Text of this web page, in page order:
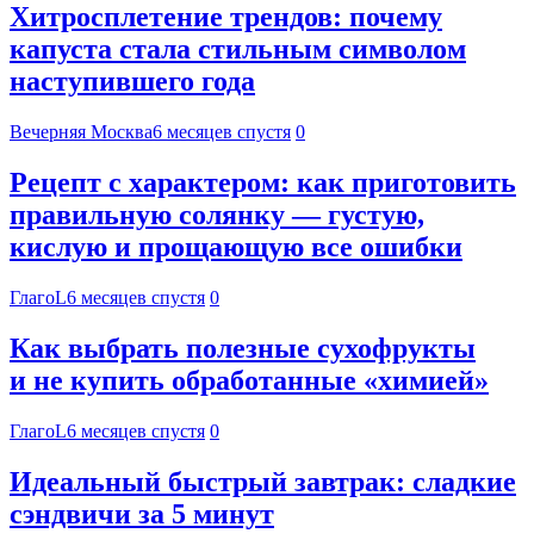
Хитросплетение трендов: почему
капуста стала стильным символом
наступившего года
Вечерняя Москва6 месяцев спустя 0
Рецепт с характером: как приготовить
правильную солянку — густую,
кислую и прощающую все ошибки
ГлагоL6 месяцев спустя 0
Как выбрать полезные сухофрукты
и не купить обработанные «химией»
ГлагоL6 месяцев спустя 0
Идеальный быстрый завтрак: сладкие
сэндвичи за 5 минут